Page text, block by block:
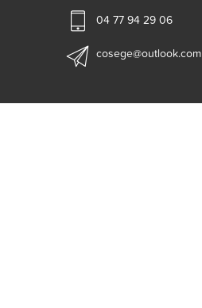
04 77 94 29 06
cosege@outlook.com